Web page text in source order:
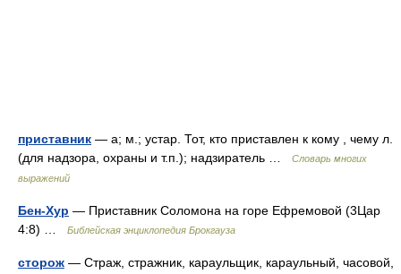
приставник — а; м.; устар. Тот, кто приставлен к кому , чему л.
(для надзора, охраны и т.п.); надзиратель …
Словарь многих
выражений
Бен-Хур — Приставник Соломона на горе Ефремовой (3Цар
4:8) …
Библейская энциклопедия Брокгауза
сторож — Страж, стражник, караульщик, караульный, часовой,